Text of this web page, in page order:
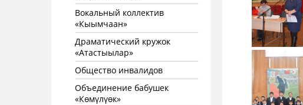
Вокальный коллектив
«Кыымчаан»
Драматический кружок
«Атастыылар»
Общество инвалидов
Объединение бабушек
«Көмүлүөк»